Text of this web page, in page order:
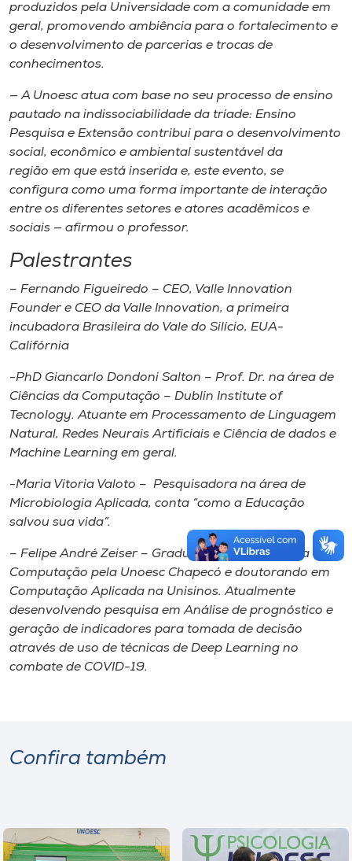
produzidos pela Universidade com a comunidade em
geral, promovendo ambiência para o fortalecimento e
o desenvolvimento de parcerias e trocas de
conhecimentos.
— A Unoesc atua com base no seu processo de ensino
pautado na indissociabilidade da tríade: Ensino
Pesquisa e Extensão contribui para o desenvolvimento
social, econômico e ambiental sustentável da
região em que está inserida e, este evento, se
configura como uma forma importante de interação
entre os diferentes setores e atores acadêmicos e
sociais — afirmou o professor.
Palestrantes
– Fernando Figueiredo – CEO, Valle Innovation
Founder e CEO da Valle Innovation, a primeira
incubadora Brasileira do Vale do Silício, EUA-
Califórnia
-PhD Giancarlo Dondoni Salton – Prof. Dr. na área de
Ciências da Computação – Dublin Institute of
Tecnology. Atuante em Processamento de Linguagem
Natural, Redes Neurais Artificiais e Ciência de dados e
Machine Learning em geral.
-Maria Vitoria Valoto – Pesquisadora na área de
Microbiologia Aplicada, conta “como a Educação
salvou sua vida”.
– Felipe André Zeiser – Graduado em Engenharia de
Computação pela Unoesc Chapecó e doutorando em
Computação Aplicada na Unisinos. Atualmente
desenvolvendo pesquisa em Análise de prognóstico e
geração de indicadores para tomada de decisão
através de uso de técnicas de Deep Learning no
combate de COVID-19.
Confira também